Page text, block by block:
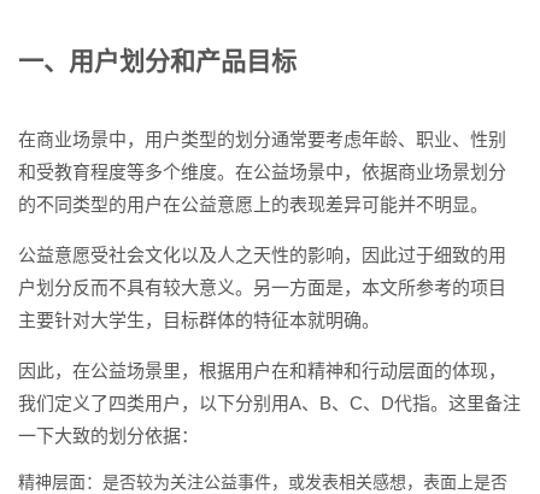
一、用户划分和产品目标
在商业场景中，用户类型的划分通常要考虑年龄、职业、性别
和受教育程度等多个维度。在公益场景中，依据商业场景划分
的不同类型的用户在公益意愿上的表现差异可能并不明显。
公益意愿受社会文化以及人之天性的影响，因此过于细致的用
户划分反而不具有较大意义。另一方面是，本文所参考的项目
主要针对大学生，目标群体的特征本就明确。
因此，在公益场景里，根据用户在和精神和行动层面的体现，
我们定义了四类用户，以下分别用A、B、C、D代指。这里备注
一下大致的划分依据：
精神层面：是否较为关注公益事件，或发表相关感想，表面上是否